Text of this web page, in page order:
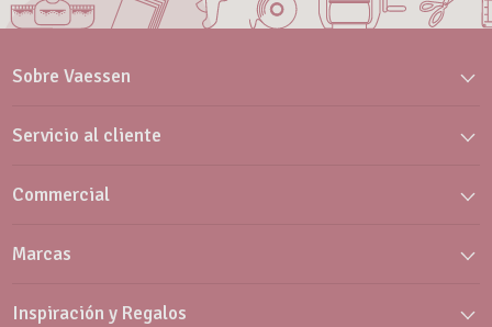
Sobre Vaessen
Servicio al cliente
Commercial
Marcas
Inspiración y Regalos